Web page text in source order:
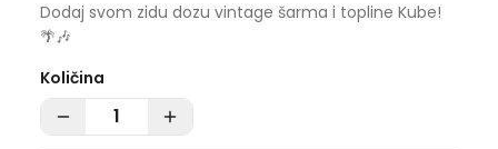
Dodaj svom zidu dozu vintage šarma i topline Kube!
🌴🎶
Količina